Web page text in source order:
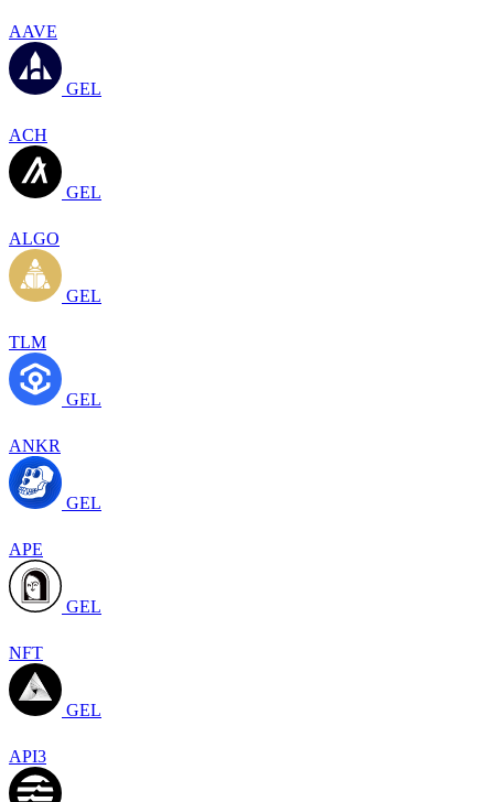
AAVE
GEL
ACH
GEL
ALGO
GEL
TLM
GEL
ANKR
GEL
APE
GEL
NFT
GEL
API3